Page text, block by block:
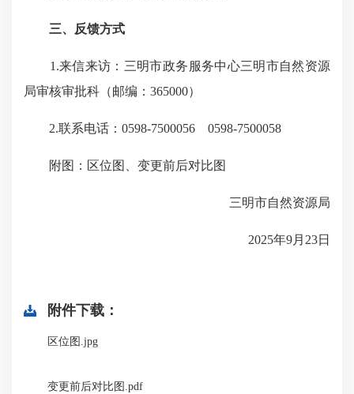
三、反馈方式
1.来信来访：三明市政务服务中心三明市自然资源
局审核审批科（邮编：365000）
2.联系电话：0598-7500056 0598-7500058
附图：区位图、变更前后对比图
三明市自然资源局
2025年9月23日
附件下载：
区位图.jpg
变更前后对比图.pdf